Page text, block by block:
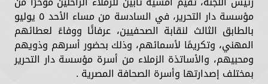
مؤسسة دار التحرير، في السادسة من مساء الأحد ٥ يوليو
بالطابق الثالث لنقابة الصحفيين، عرفائًا ووفاءً لعطائهم
المهني، وتكريمًا لأسمائهم، وذلك بحضور أسرهم وذويهم
ومحبيهم، والأساتذة الزملاء من أسرة مؤسسة دار التحرير
بمختلف إصدارتها وأسرة الصحافة المصرية .